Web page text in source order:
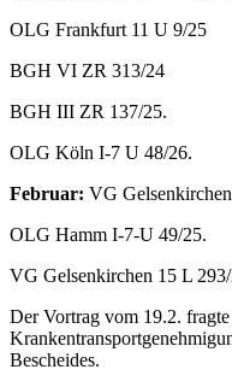
OLG Frankfurt 11 U 9/25
BGH VI ZR 313/24
BGH III ZR 137/25.
OLG Köln I-7 U 48/26.
Februar: VG
OLG Hamm I-7-U 49/25.
VG Gelsenkirchen 15 L
Der Vortrag vom 19.2.
Bescheides.